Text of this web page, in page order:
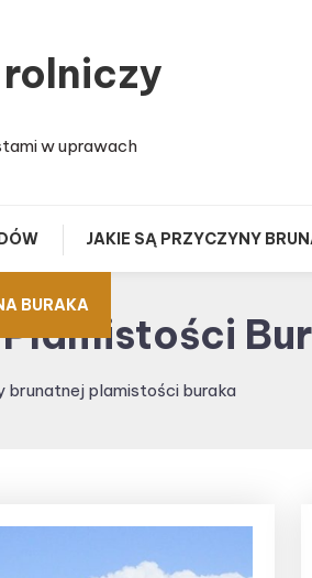
w uprawach
JAKIE SĄ PRZYCZYNY
BURAKA
brunatnej plamistości buraka